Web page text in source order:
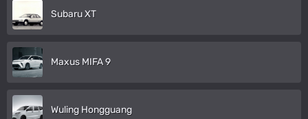
Subaru XT
Maxus MIFA 9
Wuling Hongguang